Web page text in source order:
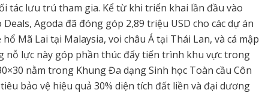
tác lưu trú tham gia. Kể từ khi triển khai lần đầu vào
Agoda đã đóng góp 2,89 triệu USD cho các dự án
Mã Lai tại Malaysia, voi châu Á tại Thái Lan, và cá mập
nỗ lực này góp phần thúc đẩy tiến trình khu vực trong
nằm trong Khung Đa dạng Sinh học Toàn cầu Côn
bảo vệ hiệu quả 30% diện tích đất liền và đại dương